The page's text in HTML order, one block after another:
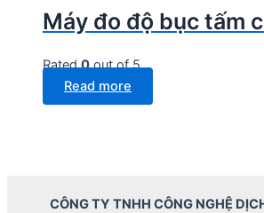
Máy đo độ bục tấm
Rated0out of 5
Read more
CÔNG TY TNHH CÔNG NGHỆ